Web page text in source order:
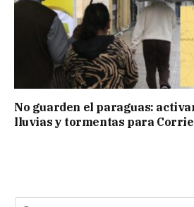
No guarden el paraguas:
lluvias y tormentas para